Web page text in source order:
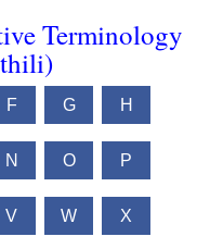
Terminology
F G H
N O P
V W X